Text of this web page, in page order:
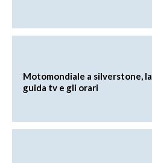
Motomondiale a silverstone, la
guida tv e gli orari